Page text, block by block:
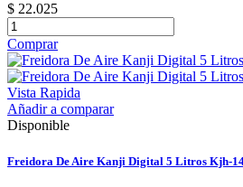
$ 22.025
Comprar
Vista Rapida
Añadir a comparar
Disponible
Freidora De Aire Kanji Digital 5 Litros Kjh-